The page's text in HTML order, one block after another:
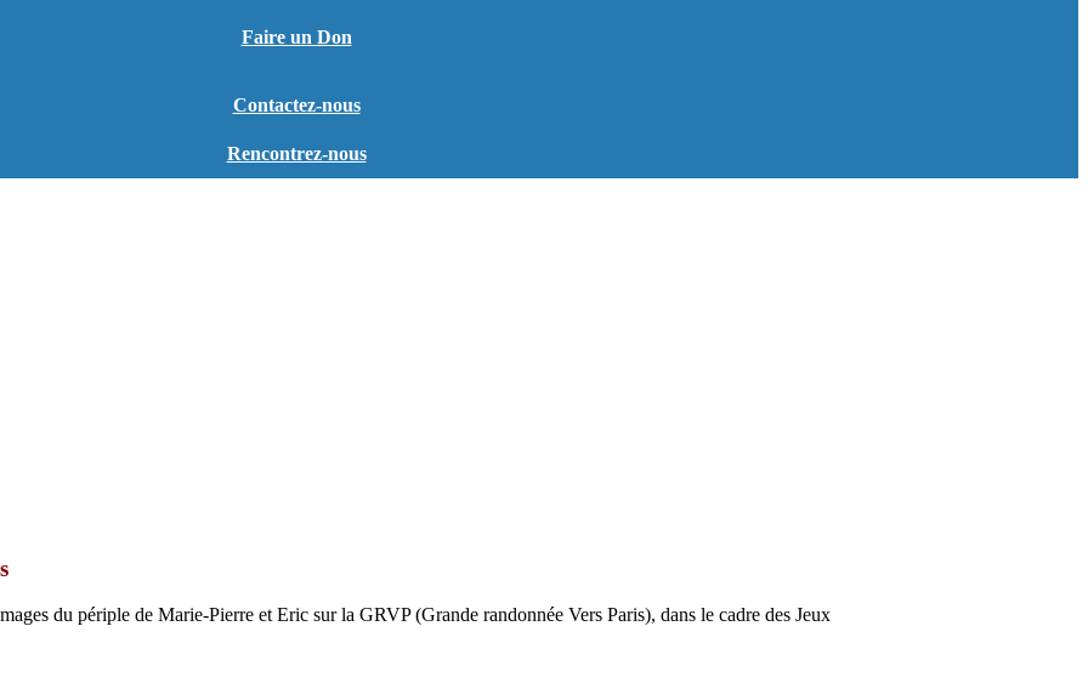
Faire un Don
Contactez-nous
Rencontrez-nous
du périple de Marie-Pierre et Eric sur la GRVP (Grande randonnée Vers Paris), dans le cadre des Jeux